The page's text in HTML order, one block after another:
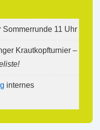
Sommerrunde 11 Uhr
Krautkopfturnier –
internes